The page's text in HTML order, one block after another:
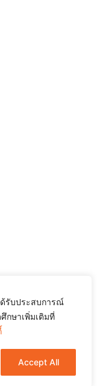
ด้รับประสบการณ์
กษาเพิ่มเติมที่
Accept All